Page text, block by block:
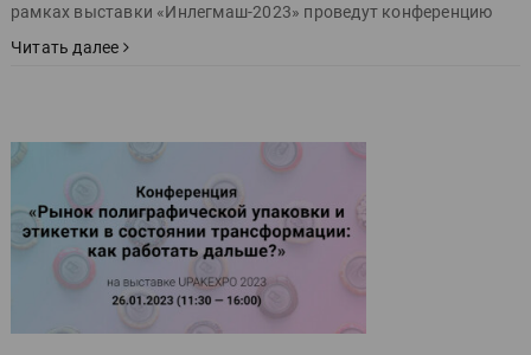
рамках выставки «Инлегмаш-2023» проведут конференцию
Читать далее